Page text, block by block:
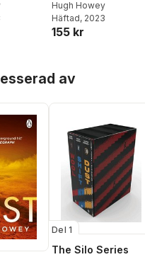
Hugh Howey
Häftad, 2023
155 kr
av
Del 1
The Silo Series